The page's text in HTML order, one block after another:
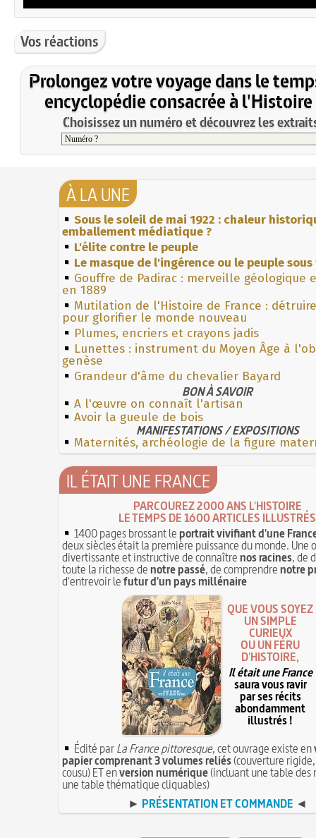
Vos réactions
Prolongez votre voyage dans le
encyclopédie consacrée à l'Histoire
Choisissez un numéro et découvrez les
À LA UNE
Sous le soleil de mai 1922 : chaleur
emballement médiatique ?
L'élite contre le peuple
Le masque de l'ingérence ou le peuple
Gouffre de Padirac : merveille géologique
en 1889
Mutilation de l'Histoire de France :
pour glorifier le monde nouveau
Plumes, encriers et crayons jadis
Lunettes : instrument du Moyen Âge à
genèse
Grandeur d'âme du chevalier Bayard
BON À SAVOIR
A l'œuvre on connaît l'artisan
Avoir la gueule de bois
MANIFESTATIONS / EXPOSITIONS
Maternités, archéologie de la figure
IL ÉTAIT UNE FRANCE
PARCOUREZ 2000 ANS L'HISTOIRE
LE TEMPS DE 1600 ARTICLES ILLUSTRÉS
1400 pages brossant leportrait vivifiant d'une
deux siècles était la première puissance du monde. Une
divertissante et instructive de connaîtrenos racines, de
toute la richesse denotre passé, de comprendrenotre
d'entrevoir lefutur d'un pays millénaire
QUE VOUS SOYEZ
UN SIMPLE
CURIEUX
OU UN FÉRU
D'HISTOIRE,
Il était une France
saura vous ravir
par ses récits
abondamment
illustrés !
Édité parLa France pittoresque, cet ouvrage existe en
papier comprenant 3 volumes reliés(couverture
cousu) ET enversion numérique(incluant une table des
une table thématique cliquables)
► PRÉSENTATION ET COMMANDE ◄